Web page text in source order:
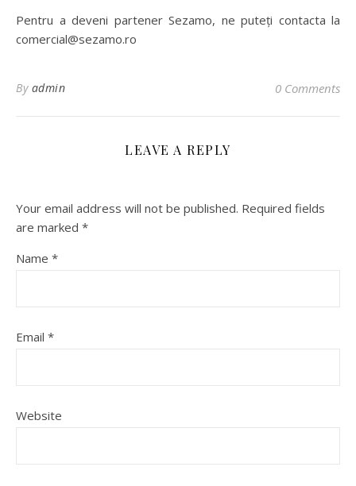
Pentru a deveni partener Sezamo, ne puteți contacta la
comercial@sezamo.ro
By admin 0 Comments
LEAVE A REPLY
Your email address will not be published. Required fields
are marked *
Name *
Email *
Website